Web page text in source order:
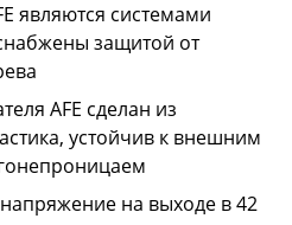
являются системами
защитой от
AFE сделан из
устойчив к внешним
на выходе в 42